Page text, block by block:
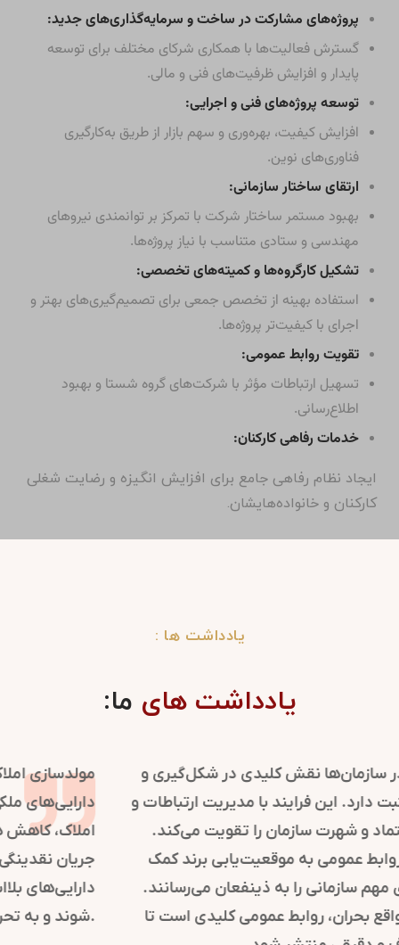
پروژه‌های مشارکت در ساخت و سرمایه‌گذاری‌های جدید:
گسترش فعالیت‌ها با همکاری شرکای مختلف برای توسعه
پایدار و افزایش ظرفیت‌های فنی و مالی.
توسعه پروژه‌های فنی و اجرایی:
افزایش کیفیت، بهره‌وری و سهم بازار از طریق به‌کارگیری
فناوری‌های نوین.
ارتقای ساختار سازمانی:
بهبود مستمر ساختار شرکت با تمرکز بر توانمندی نیروهای
مهندسی و ستادی متناسب با نیاز پروژه‌ها.
تشکیل کارگروه‌ها و کمیته‌های تخصصی:
استفاده بهینه از تخصص جمعی برای تصمیم‌گیری‌های بهتر و
اجرای با کیفیت‌تر پروژه‌ها.
تقویت روابط عمومی:
تسهیل ارتباطات مؤثر با شرکت‌های گروه شستا و بهبود
اطلاع‌رسانی.
خدمات رفاهی کارکنان:
ایجاد نظام رفاهی جامع برای افزایش انگیزه و رضایت شغلی
کارکنان و خانواده‌هایشان.
یادداشت ها :
یادداشت های ما:
روابط عمومی در سازمان‌ها نقش کلیدی در شکل‌گیری و
حفظ تصویر مثبت دارد. این فرایند با مدیریت ارتباطات و
اطلاع‌رسانی، اعتماد و شهرت سازمان را تقویت می‌کند.
استراتژی‌های روابط عمومی به موقعیت‌یابی برند کمک
کرده و پیام‌های مهم سازمانی را به ذینفعان می‌رسانند.
همچنین، در مواقع بحران، روابط عمومی کلیدی است تا